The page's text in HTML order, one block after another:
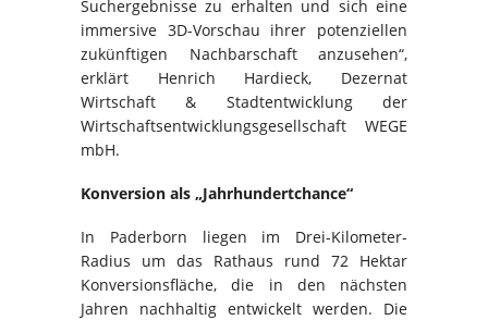
Suchergebnisse zu erhalten und sich eine
immersive 3D-Vorschau ihrer potenziellen
zukünftigen Nachbarschaft anzusehen“,
erklärt Henrich Hardieck, Dezernat
Wirtschaft & Stadtentwicklung der
Wirtschaftsentwicklungsgesellschaft WEGE
mbH.
Konversion als „Jahrhundertchance“
In Paderborn liegen im Drei-Kilometer-
Radius um das Rathaus rund 72 Hektar
Konversionsfläche, die in den nächsten
Jahren nachhaltig entwickelt werden. Die